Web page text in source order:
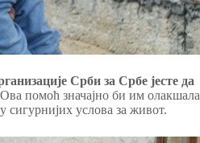
Срби за Србе јесте да
помоћ значајно би им олакшала
сигурнијих услова за живот.